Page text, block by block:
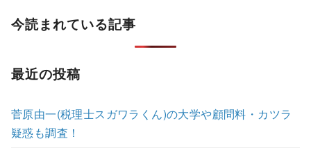
今読まれている記事
最近の投稿
菅原由一(税理士スガワラくん)の大学や顧問料・カツラ
疑惑も調査！